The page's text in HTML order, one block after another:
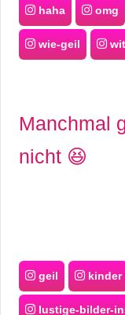
haha omg
wie-geil
Manchmal
nicht 😆
geil kinder
lustige-bilder-